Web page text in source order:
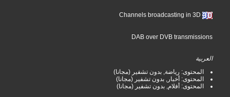
DAB over DVB transmissions
العربية
المحتوى: رياضة, بدون تشفير (مجانا)
المحتوى: أخبار, بدون تشفير (مجانا)
المحتوى: أفلام, بدون تشفير (مجانا)